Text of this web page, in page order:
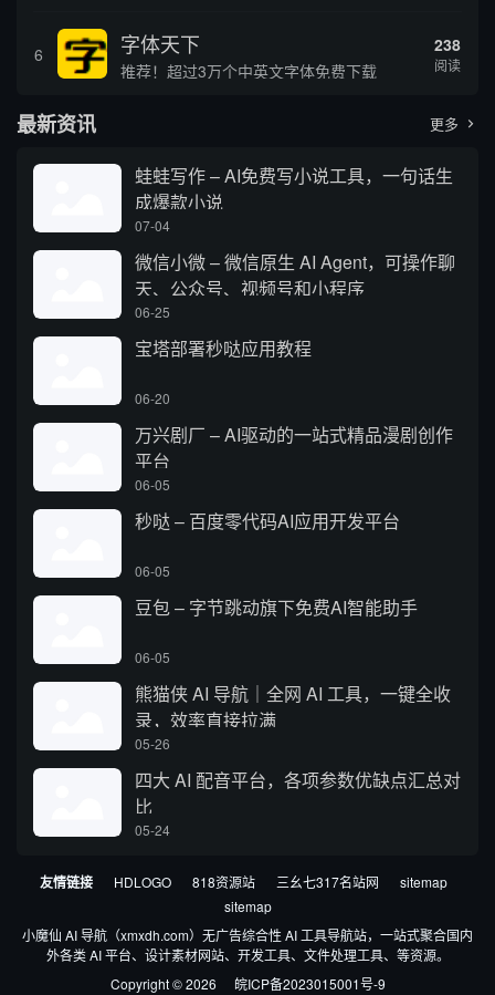
6 字体天下
推荐！超过3万个中英文字体免费下载
238
阅读
最新资讯 更多 
蛙蛙写作 – AI免费写小说工具，一句话生
成爆款小说
07-04
微信小微 – 微信原生 AI Agent，可操作聊
天、公众号、视频号和小程序
06-25
宝塔部署秒哒应用教程
06-20
万兴剧厂 – AI驱动的一站式精品漫剧创作
平台
06-05
秒哒 – 百度零代码AI应用开发平台
06-05
豆包 – 字节跳动旗下免费AI智能助手
06-05
熊猫侠 AI 导航｜全网 AI 工具，一键全收
录，效率直接拉满
05-26
四大 AI 配音平台，各项参数优缺点汇总对
比
05-24
友情链接 HDLOGO 818资源站 三幺七317名站网
sitemap
sitemap
小魔仙 AI 导航（xmxdh.com）无广告综合性 AI 工具导航站，一站式聚合国内
外各类 AI 平台、设计素材网站、开发工具、文件处理工具、等资源。
Copyright © 2026
皖ICP备2023015001号-9